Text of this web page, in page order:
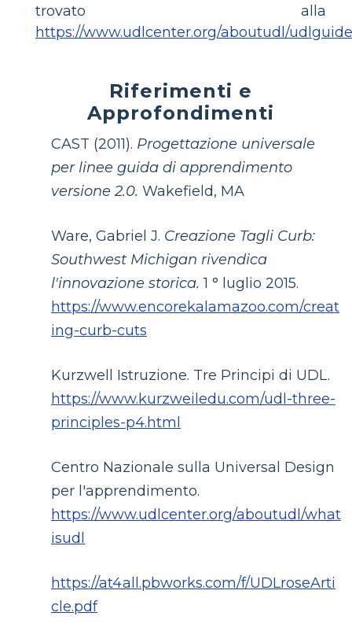
trovato alla
https://www.udlcenter.org/aboutudl/
Riferimenti e
Approfondimenti
CAST (2011). Progettazione universale
per linee guida di apprendimento
versione 2.0. Wakefield, MA
Ware, Gabriel J. Creazione Tagli Curb:
Southwest Michigan rivendica
l'innovazione storica. 1 ° luglio 2015.
https://www.encorekalamazoo.com/creat
ing-curb-cuts
Kurzwell Istruzione. Tre Principi di UDL.
https://www.kurzweiledu.com/udl-three-
principles-p4.html
Centro Nazionale sulla Universal Design
per l'apprendimento.
https://www.udlcenter.org/aboutudl/what
isudl
https://at4all.pbworks.com/f/UDLroseArti
cle.pdf